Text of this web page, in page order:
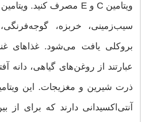
سیب‌زمینی، خربزه،
عبارتند از روغن‌های گیاهی، دانه
ذرت شیرین و مغزیجات. این
آنتی‌اکسیدانی دارند که برای از